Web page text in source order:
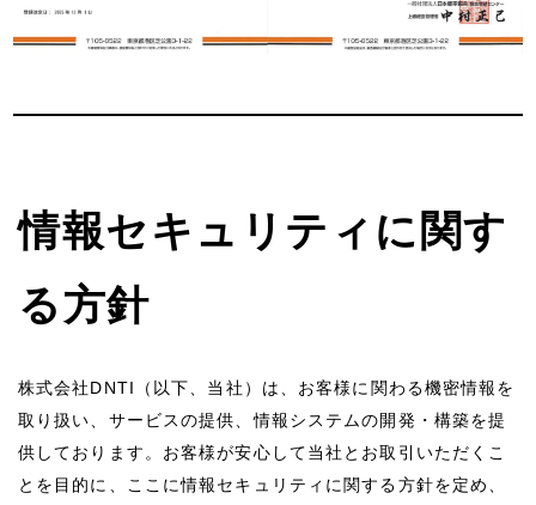
情報セキュリティに関す
る方針
株式会社DNTI（以下、当社）は、お客様に関わる機密情報を
取り扱い、サービスの提供、情報システムの開発・構築を提
供しております。お客様が安心して当社とお取引いただくこ
とを目的に、ここに情報セキュリティに関する方針を定め、